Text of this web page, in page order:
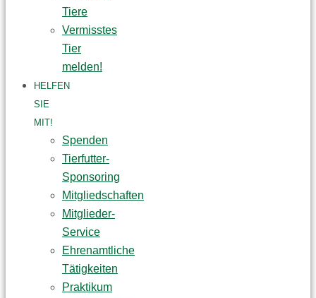
Tiere
Vermisstes
Tier
melden!
HELFEN
SIE
MIT!
Spenden
Tierfutter-
Sponsoring
Mitgliedschaften
Mitglieder-
Service
Ehrenamtliche
Tätigkeiten
Praktikum